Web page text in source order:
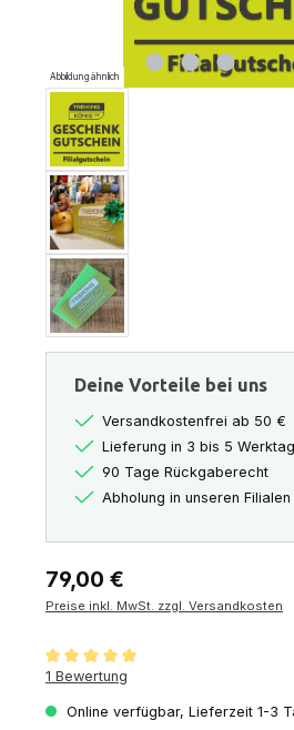
Abbildung ähnlich
Deine Vorteile bei uns
Versandkostenfrei ab 50 €
Lieferung in 3 bis 5
90 Tage Rückgaberecht
Abholung in unseren
Regulärer Preis:
79,00 €
Preise inkl. MwSt. zzgl. Versandkosten
Durchschnittliche Bewertung von 5
1 Bewertung
Online verfügbar, Lieferzeit 1-3